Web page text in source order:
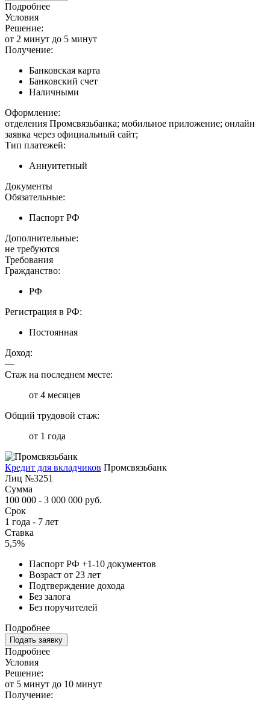
Подробнее
Условия
Решение:
от 2 минут до 5 минут
Получение:
Банковская карта
Банковский счет
Наличными
Оформление:
отделения Промсвязьбанка; мобильное приложение; онлайн
заявка через официальный сайт;
Тип платежей:
Аннуитетный
Документы
Обязательные:
Паспорт РФ
Дополнительные:
не требуются
Требования
Гражданство:
РФ
Регистрация в РФ:
Постоянная
Доход:
—
Стаж на последнем месте:
от 4 месяцев
Общий трудовой стаж:
от 1 года
Кредит для вкладчиков Промсвязьбанк
Лиц №3251
Сумма
100 000 - 3 000 000 руб.
Срок
1 года - 7 лет
Ставка
5,5%
Паспорт РФ +1-10 документов
Возраст от 23 лет
Подтверждение дохода
Без залога
Без поручителей
Подробнее
Подать заявку
Подробнее
Условия
Решение:
от 5 минут до 10 минут
Получение: